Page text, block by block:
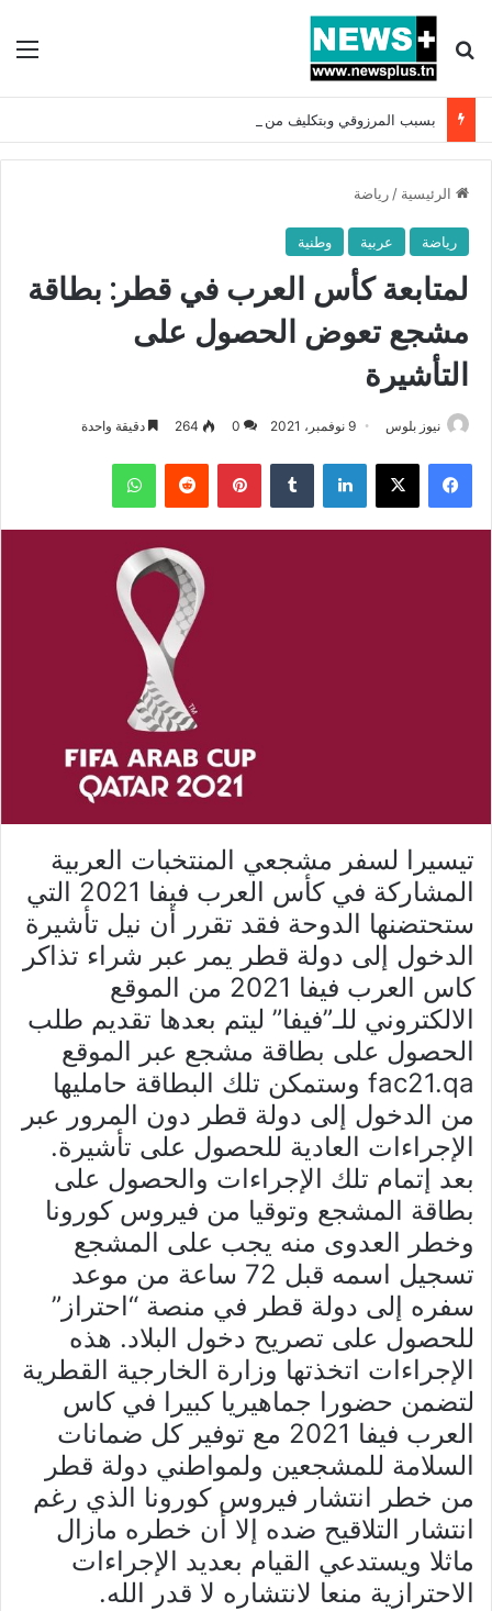
بحث عن
الرئيسية / رياضة
رياضة عربية وطنية
لمتابعة كأس العرب في قطر: بطاقة
مشجع تعوض الحصول على
التأشيرة
نيوز بلوس 9 نوفمبر، 2021 0
264 دقيقة واحدة
فيسبوك X لينكدإن بينتيريست واتساب
تيسيرا لسفر مشجعي المنتخبات العربية
المشاركة في كأس العرب فيفا 2021 التي
ستحتضنها الدوحة فقد تقرر أن نيل تأشيرة
الدخول إلى دولة قطر يمر عبر شراء تذاكر
كاس العرب فيفا 2021 من الموقع
الالكتروني للـ”فيفا” ليتم بعدها تقديم طلب
الحصول على بطاقة مشجع عبر الموقع
fac21.qa وستمكن تلك البطاقة حامليها
من الدخول إلى دولة قطر دون المرور عبر
الإجراءات العادية للحصول على تأشيرة.
بعد إتمام تلك الإجراءات والحصول على
بطاقة المشجع وتوقيا من فيروس كورونا
وخطر العدوى منه يجب على المشجع
تسجيل اسمه قبل 72 ساعة من موعد
سفره إلى دولة قطر في منصة “احتراز”
للحصول على تصريح دخول البلاد. هذه
الإجراءات اتخذتها وزارة الخارجية القطرية
لتضمن حضورا جماهيريا كبيرا في كاس
العرب فيفا 2021 مع توفير كل ضمانات
السلامة للمشجعين ولمواطني دولة قطر
من خطر انتشار فيروس كورونا الذي رغم
انتشار التلاقيح ضده إلا أن خطره مازال
ماثلا ويستدعي القيام بعديد الإجراءات
الاحترازية منعا لانتشاره لا قدر الله.